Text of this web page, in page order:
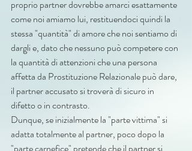
proprio partner dovrebbe amarci esattamente
come noi amiamo lui, restituendoci quindi la
stessa "quantità" di amore che noi sentiamo di
dargli e, dato che nessuno può competere con
la quantità di attenzioni che una persona
affetta da Prostituzione Relazionale può dare,
il partner accusato si troverà di sicuro in
difetto o in contrasto.
Dunque, se inizialmente la "parte vittima" si
adatta totalmente al partner, poco dopo la